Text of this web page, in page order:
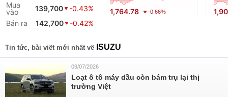
Mua
vào
139,700
-0.43%
Bán ra
142,700 -0.42%
1,764.78 -0.66%
Tin tức, bài viết mới nhất về ISUZU
09/07/2026
Loạt ô tô máy dầu còn bám trụ lại thị
trường Việt